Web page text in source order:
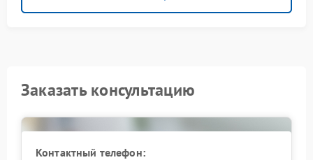
Заказать консультацию
Контактный телефон: